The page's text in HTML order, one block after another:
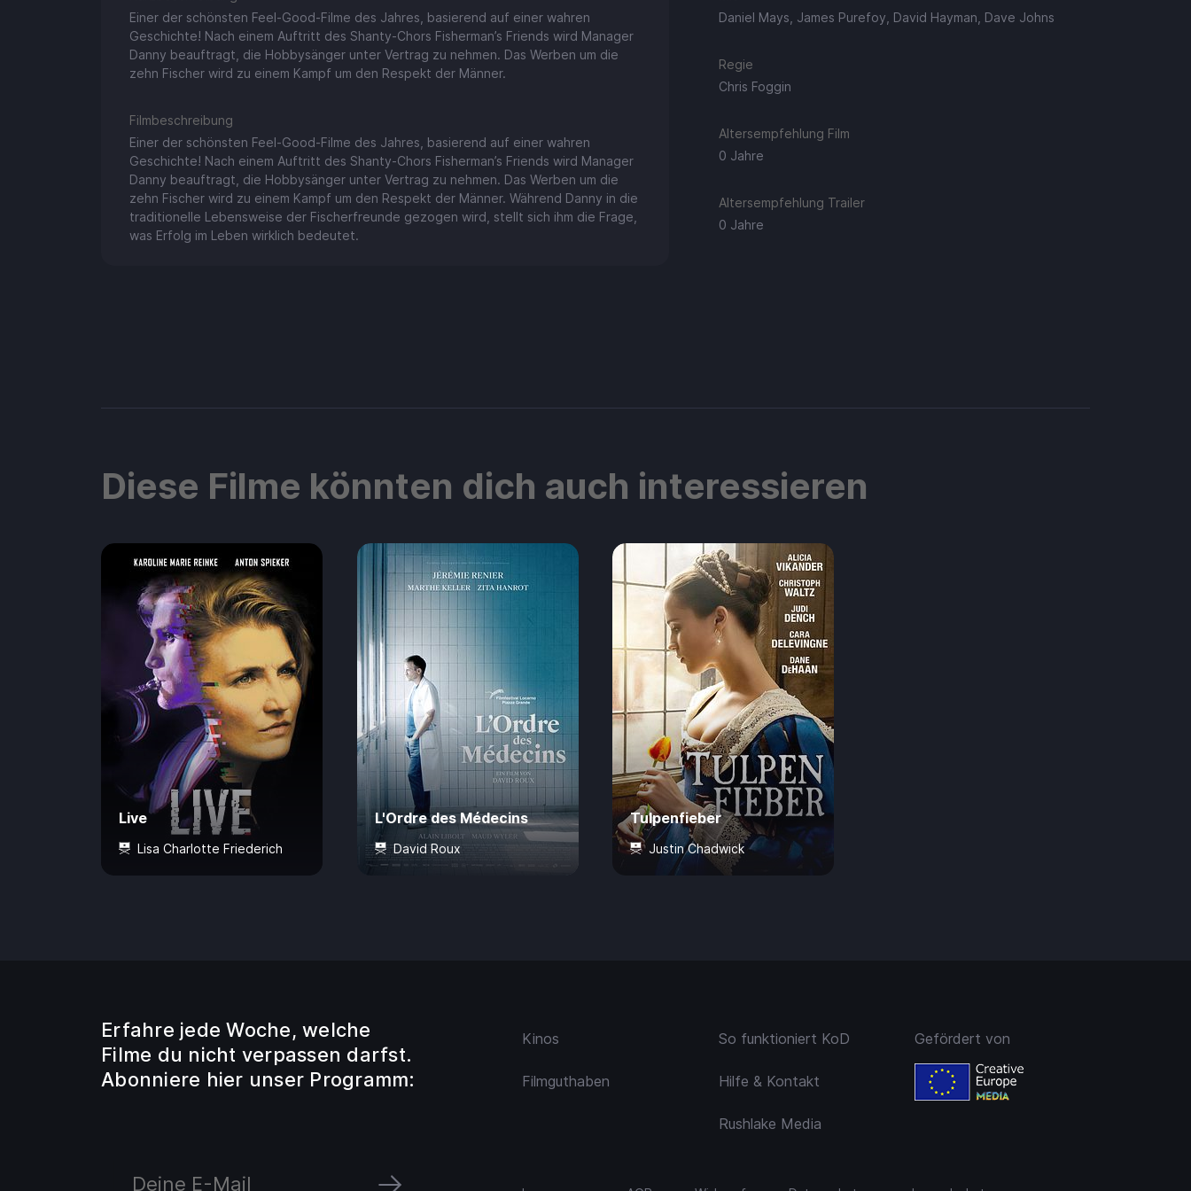
Einer der schönsten Feel-Good-Filme des Jahres, basierend auf einer wahren
Geschichte! Nach einem Auftritt des Shanty-Chors Fisherman’s Friends wird Manager
Danny beauftragt, die Hobbysänger unter Vertrag zu nehmen. Das Werben um die
zehn Fischer wird zu einem Kampf um den Respekt der Männer.
Filmbeschreibung
Einer der schönsten Feel-Good-Filme des Jahres, basierend auf einer wahren
Geschichte! Nach einem Auftritt des Shanty-Chors Fisherman’s Friends wird Manager
Danny beauftragt, die Hobbysänger unter Vertrag zu nehmen. Das Werben um die
zehn Fischer wird zu einem Kampf um den Respekt der Männer. Während Danny in die
traditionelle Lebensweise der Fischerfreunde gezogen wird, stellt sich ihm die Frage,
was Erfolg im Leben wirklich bedeutet.
Daniel Mays, James Purefoy, David Hayman, Dave Johns
Regie
Chris Foggin
Altersempfehlung Film
0 Jahre
Altersempfehlung Trailer
0 Jahre
Diese Filme könnten dich auch interessieren
Live
Lisa Charlotte Friederich
L'Ordre des Médecins
David Roux
Tulpenfieber
Justin Chadwick
Erfahre jede Woche, welche
Filme du nicht verpassen darfst.
Abonniere hier unser Programm:
Kinos
Filmguthaben
So funktioniert KoD
Hilfe & Kontakt
Rushlake Media
Gefördert von